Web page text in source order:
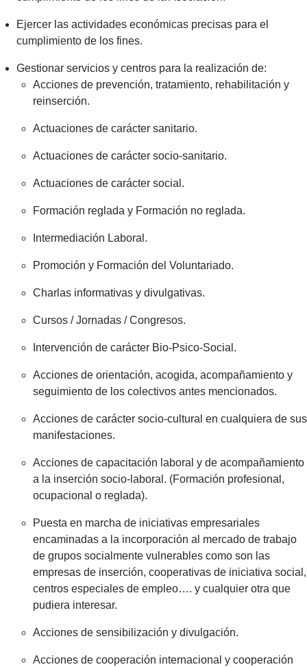
Ejercer las actividades económicas precisas para el
cumplimiento de los fines.
Gestionar servicios y centros para la realización de:
Acciones de prevención, tratamiento, rehabilitación y
reinserción.
Actuaciones de carácter sanitario.
Actuaciones de carácter socio-sanitario.
Actuaciones de carácter social.
Formación reglada y Formación no reglada.
Intermediación Laboral.
Promoción y Formación del Voluntariado.
Charlas informativas y divulgativas.
Cursos / Jornadas / Congresos.
Intervención de carácter Bio-Psico-Social.
Acciones de orientación, acogida, acompañamiento y
seguimiento de los colectivos antes mencionados.
Acciones de carácter socio-cultural en cualquiera de sus
manifestaciones.
Acciones de capacitación laboral y de acompañamiento
a la inserción socio-laboral. (Formación profesional,
ocupacional o reglada).
Puesta en marcha de iniciativas empresariales
encaminadas a la incorporación al mercado de trabajo
de grupos socialmente vulnerables como son las
empresas de inserción, cooperativas de iniciativa social,
centros especiales de empleo…. y cualquier otra que
pudiera interesar.
Acciones de sensibilización y divulgación.
Acciones de cooperación internacional y cooperación